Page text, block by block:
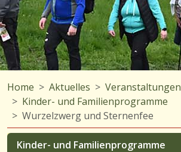
Home Aktuelles
Veranstaltungen
Kinder- und Familienprogramme
Wurzelzwerg und Sternenfee
Kinder- und Familienprogramme